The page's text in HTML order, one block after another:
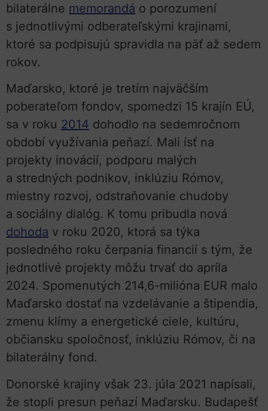
bilaterálne memorandá o porozumení
s jednotlivými odberateľskými krajinami,
ktoré sa podpisujú spravidla na päť až sedem
rokov.
Maďarsko, ktoré je tretím najväčším
poberateľom fondov, spomedzi 15 krajín EÚ,
sa v roku 2014 dohodlo na sedemročnom
období využívania peňazí. Mali ísť na
projekty inovácií, podporu malých
a stredných podnikov, inklúziu Rómov,
miestny rozvoj, odstraňovanie chudoby
a sociálny dialóg. K tomu pribudla nová
dohoda v roku 2020, ktorá sa týka
posledného roku čerpania financií s tým, že
jednotlivé projekty môžu trvať do apríla
2024. Spomenutých 214,6-milióna EUR malo
Maďarsko dostať na vzdelávanie a štipendia,
zmenu klímy a energetické ciele, kultúru,
občiansku spoločnosť, inklúziu Rómov, či na
bilaterálny fond.
Donorské krajiny však 23. júla 2021 napísali,
že stopli presun peňazí Maďarsku. Budapešť